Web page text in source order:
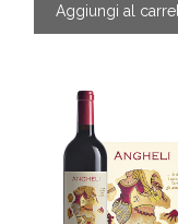
Aggiungi al